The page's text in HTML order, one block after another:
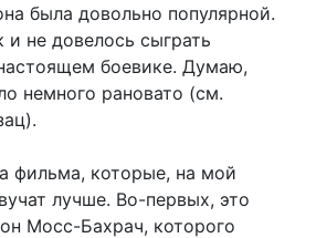
была довольно популярной.
и не довелось сыграть
боевике. Думаю,
немного рановато (см.
фильма, которые, на мой
лучше. Во-первых, это
Мосс-Бахрач, которого